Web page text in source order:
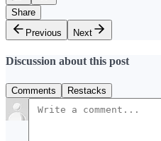
Share
Previous
Next
Discussion about this post
Comments Restacks